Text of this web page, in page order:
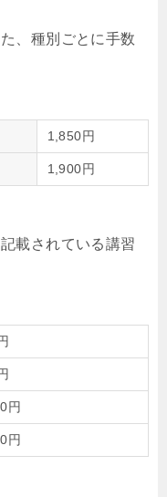
、種別ごとに手数
1,850円
1,900円
載されている講習
円
円